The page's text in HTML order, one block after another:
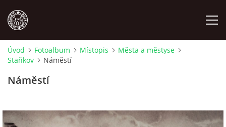
MÍSTOPIS
OSOBNOSTI
Úvod Fotoalbum Místopis
Města a městyse
Staňkov
Náměstí
Náměstí